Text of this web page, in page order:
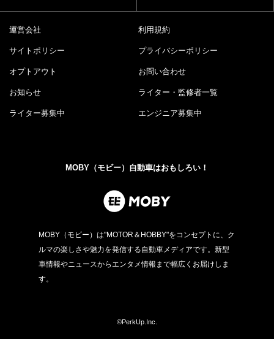
運営会社 利用規約
サイトポリシー プライバシーポリシー
オプトアウト お問い合わせ
お知らせ ライター・監修者一覧
ライター募集中 エンジニア募集中
MOBY（モビー）自動車はおもしろい！
MOBY（モビー）は"MOTOR＆HOBBY"をコンセプトに、ク
ルマの楽しさや魅力を発信する自動車メディアです。新型
車情報やニュースからエンタメ情報まで幅広くお届けしま
す。
©PerkUp.Inc.